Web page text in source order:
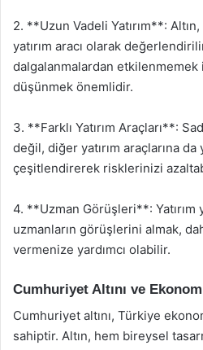
2. **Uzun Vadeli Yatırım**:
yatırım aracı olarak
dalgalanmalardan etkilenmemek
düşünmek önemlidir.
3. **Farklı Yatırım Araçları**:
değil, diğer yatırım araçlarına
çeşitlendirerek risklerinizi
4. **Uzman Görüşleri**: Yatırım
uzmanların görüşlerini almak,
vermenize yardımcı olabilir.
Cumhuriyet Altını ve
Cumhuriyet altını, Türkiye
sahiptir. Altın, hem bireysel